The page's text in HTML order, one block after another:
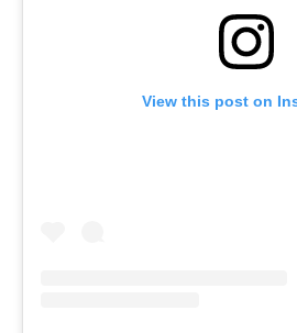
View this post on